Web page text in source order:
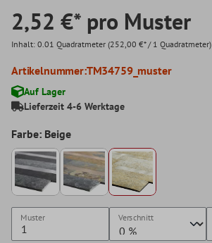
2,52 €* pro Muster
Inhalt: 0.01 Quadratmeter (252,00 €* / 1 Quadratmeter)
Artikelnummer:TM34759_muster
Auf Lager
Lieferzeit 4-6 Werktage
Farbe: Beige
Muster Verschnitt